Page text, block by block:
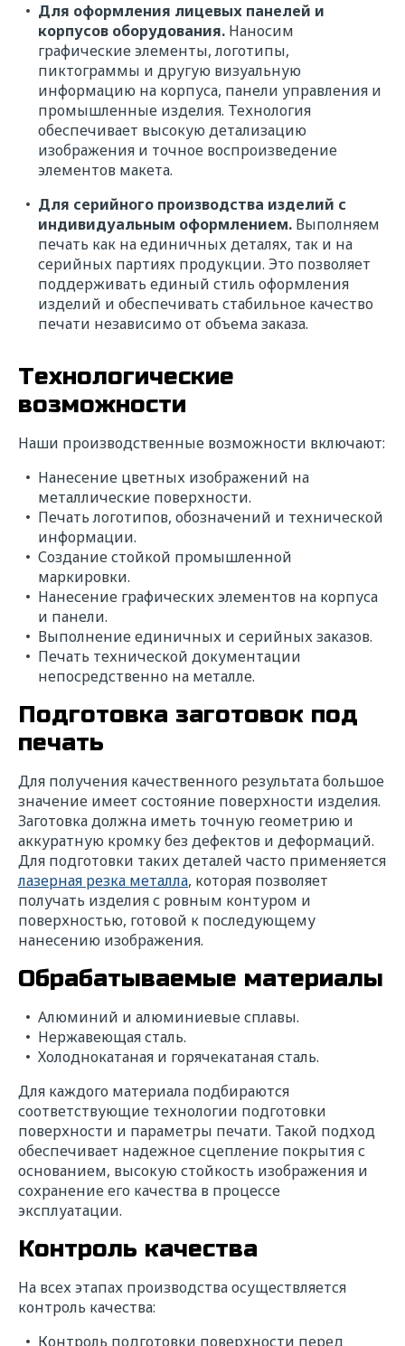
Для оформления лицевых панелей и
корпусов оборудования. Наносим
графические элементы, логотипы,
пиктограммы и другую визуальную
информацию на корпуса, панели управления и
промышленные изделия. Технология
обеспечивает высокую детализацию
изображения и точное воспроизведение
элементов макета.
Для серийного производства изделий с
индивидуальным оформлением. Выполняем
печать как на единичных деталях, так и на
серийных партиях продукции. Это позволяет
поддерживать единый стиль оформления
изделий и обеспечивать стабильное качество
печати независимо от объема заказа.
Технологические
возможности
Наши производственные возможности включают:
Нанесение цветных изображений на
металлические поверхности.
Печать логотипов, обозначений и технической
информации.
Создание стойкой промышленной
маркировки.
Нанесение графических элементов на корпуса
и панели.
Выполнение единичных и серийных заказов.
Печать технической документации
непосредственно на металле.
Подготовка заготовок под
печать
Для получения качественного результата большое
значение имеет состояние поверхности изделия.
Заготовка должна иметь точную геометрию и
аккуратную кромку без дефектов и деформаций.
Для подготовки таких деталей часто применяется
лазерная резка металла, которая позволяет
получать изделия с ровным контуром и
поверхностью, готовой к последующему
нанесению изображения.
Обрабатываемые материалы
Алюминий и алюминиевые сплавы.
Нержавеющая сталь.
Холоднокатаная и горячекатаная сталь.
Для каждого материала подбираются
соответствующие технологии подготовки
поверхности и параметры печати. Такой подход
обеспечивает надежное сцепление покрытия с
основанием, высокую стойкость изображения и
сохранение его качества в процессе
эксплуатации.
Контроль качества
На всех этапах производства осуществляется
контроль качества:
Контроль подготовки поверхности перед